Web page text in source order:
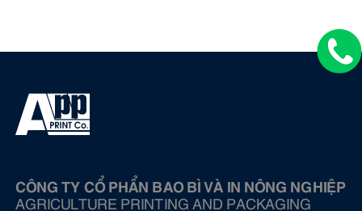
CÔNG TY CỔ PHẨN BAO BÌ VÀ IN NÔNG NGHIỆP
AGRICULTURE PRINTING AND PACKAGING